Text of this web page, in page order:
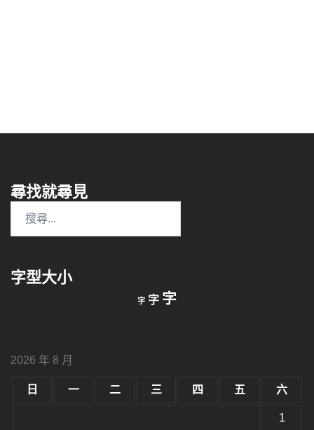
尋找就尋見
字:
字型大小
字 小
字重
小。
字放
2026 年 8 月
日 一 二 三 四 五 六
1